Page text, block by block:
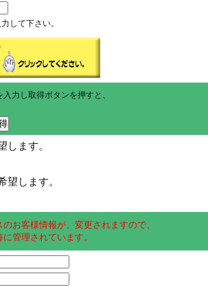
して下さい。
力し取得ボタンを押すと、
ます。
します。
お客様情報が、変更されますので、
管理されています。